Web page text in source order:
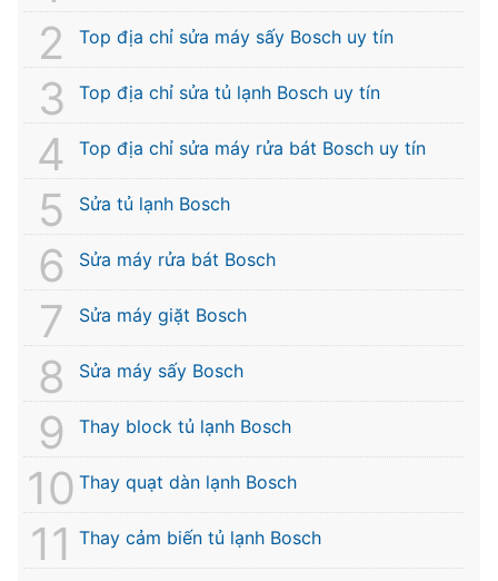
Top địa chỉ sửa máy sấy Bosch uy tín
Top địa chỉ sửa tủ lạnh Bosch uy tín
Top địa chỉ sửa máy rửa bát Bosch uy tín
Sửa tủ lạnh Bosch
Sửa máy rửa bát Bosch
Sửa máy giặt Bosch
Sửa máy sấy Bosch
Thay block tủ lạnh Bosch
Thay quạt dàn lạnh Bosch
Thay cảm biến tủ lạnh Bosch